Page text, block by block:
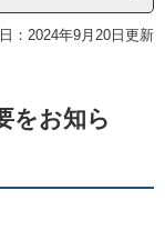
：2024年9月20日更新
をお知ら